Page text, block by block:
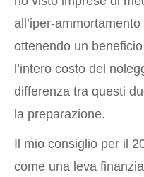
all’iper-
ottenendo un
l’intero costo del
differenza tra questi
la preparazione.
Il mio consiglio per il
come una leva